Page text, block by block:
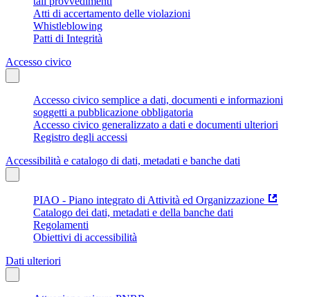
Atti di accertamento delle violazioni
Whistleblowing
Patti di Integrità
Accesso civico
Accesso civico semplice a dati, documenti e informazioni
soggetti a pubblicazione obbligatoria
Accesso civico generalizzato a dati e documenti ulteriori
Registro degli accessi
Accessibilità e catalogo di dati, metadati e banche dati
PIAO - Piano integrato di Attività ed Organizzazione
Catalogo dei dati, metadati e della banche dati
Regolamenti
Obiettivi di accessibilità
Dati ulteriori